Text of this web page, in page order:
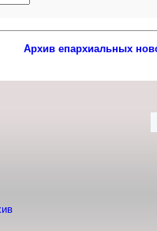
Архив епархиальных